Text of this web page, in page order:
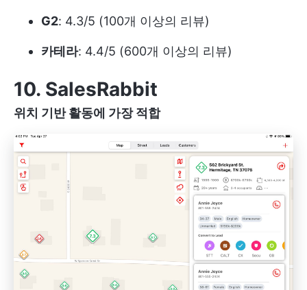
G2: 4.3/5 (100개 이상의 리뷰)
카테라: 4.4/5 (600개 이상의 리뷰)
10. SalesRabbit
위치 기반 활동에 가장 적합